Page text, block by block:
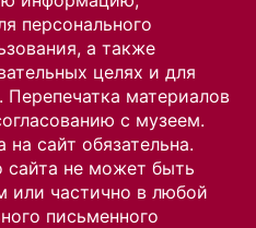
персонального
а также
целях и для
материалов
с музеем.
сайт обязательна.
не может быть
или частично в любой
письменного